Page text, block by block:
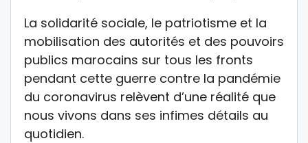
La solidarité sociale, le patriotisme et la
mobilisation des autorités et des pouvoirs
publics marocains sur tous les fronts
pendant cette guerre contre la pandémie
du coronavirus relèvent d’une réalité que
nous vivons dans ses infimes détails au
quotidien.